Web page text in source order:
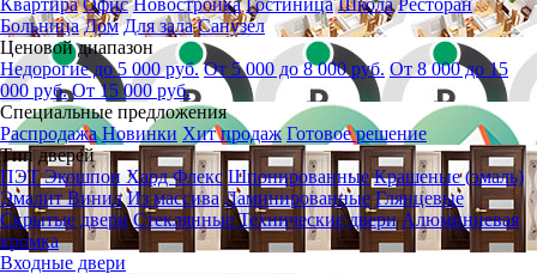
Квартира Офис Новостройка Гостиница Школа Ресторан
Больница Дом Для зала Санузел
Ценовой диапазон
Недорогие до 5 000 руб. От 5 000 до 8 000 руб. От 8 000 до 15
000 руб. От 15 000 руб.
Специальные предложения
Распродажа Новинки Хит продаж Готовое решение
Тип дверей
ПЭТЭкошпон Хард Флекс Шпонированные Крашеные (эмаль)
ЭмалитВинил Из массива Ламинированные Глянцевые
Скрытые двери СтеклянныеТехнические двери Алюминиевая
кромка
Входные двери